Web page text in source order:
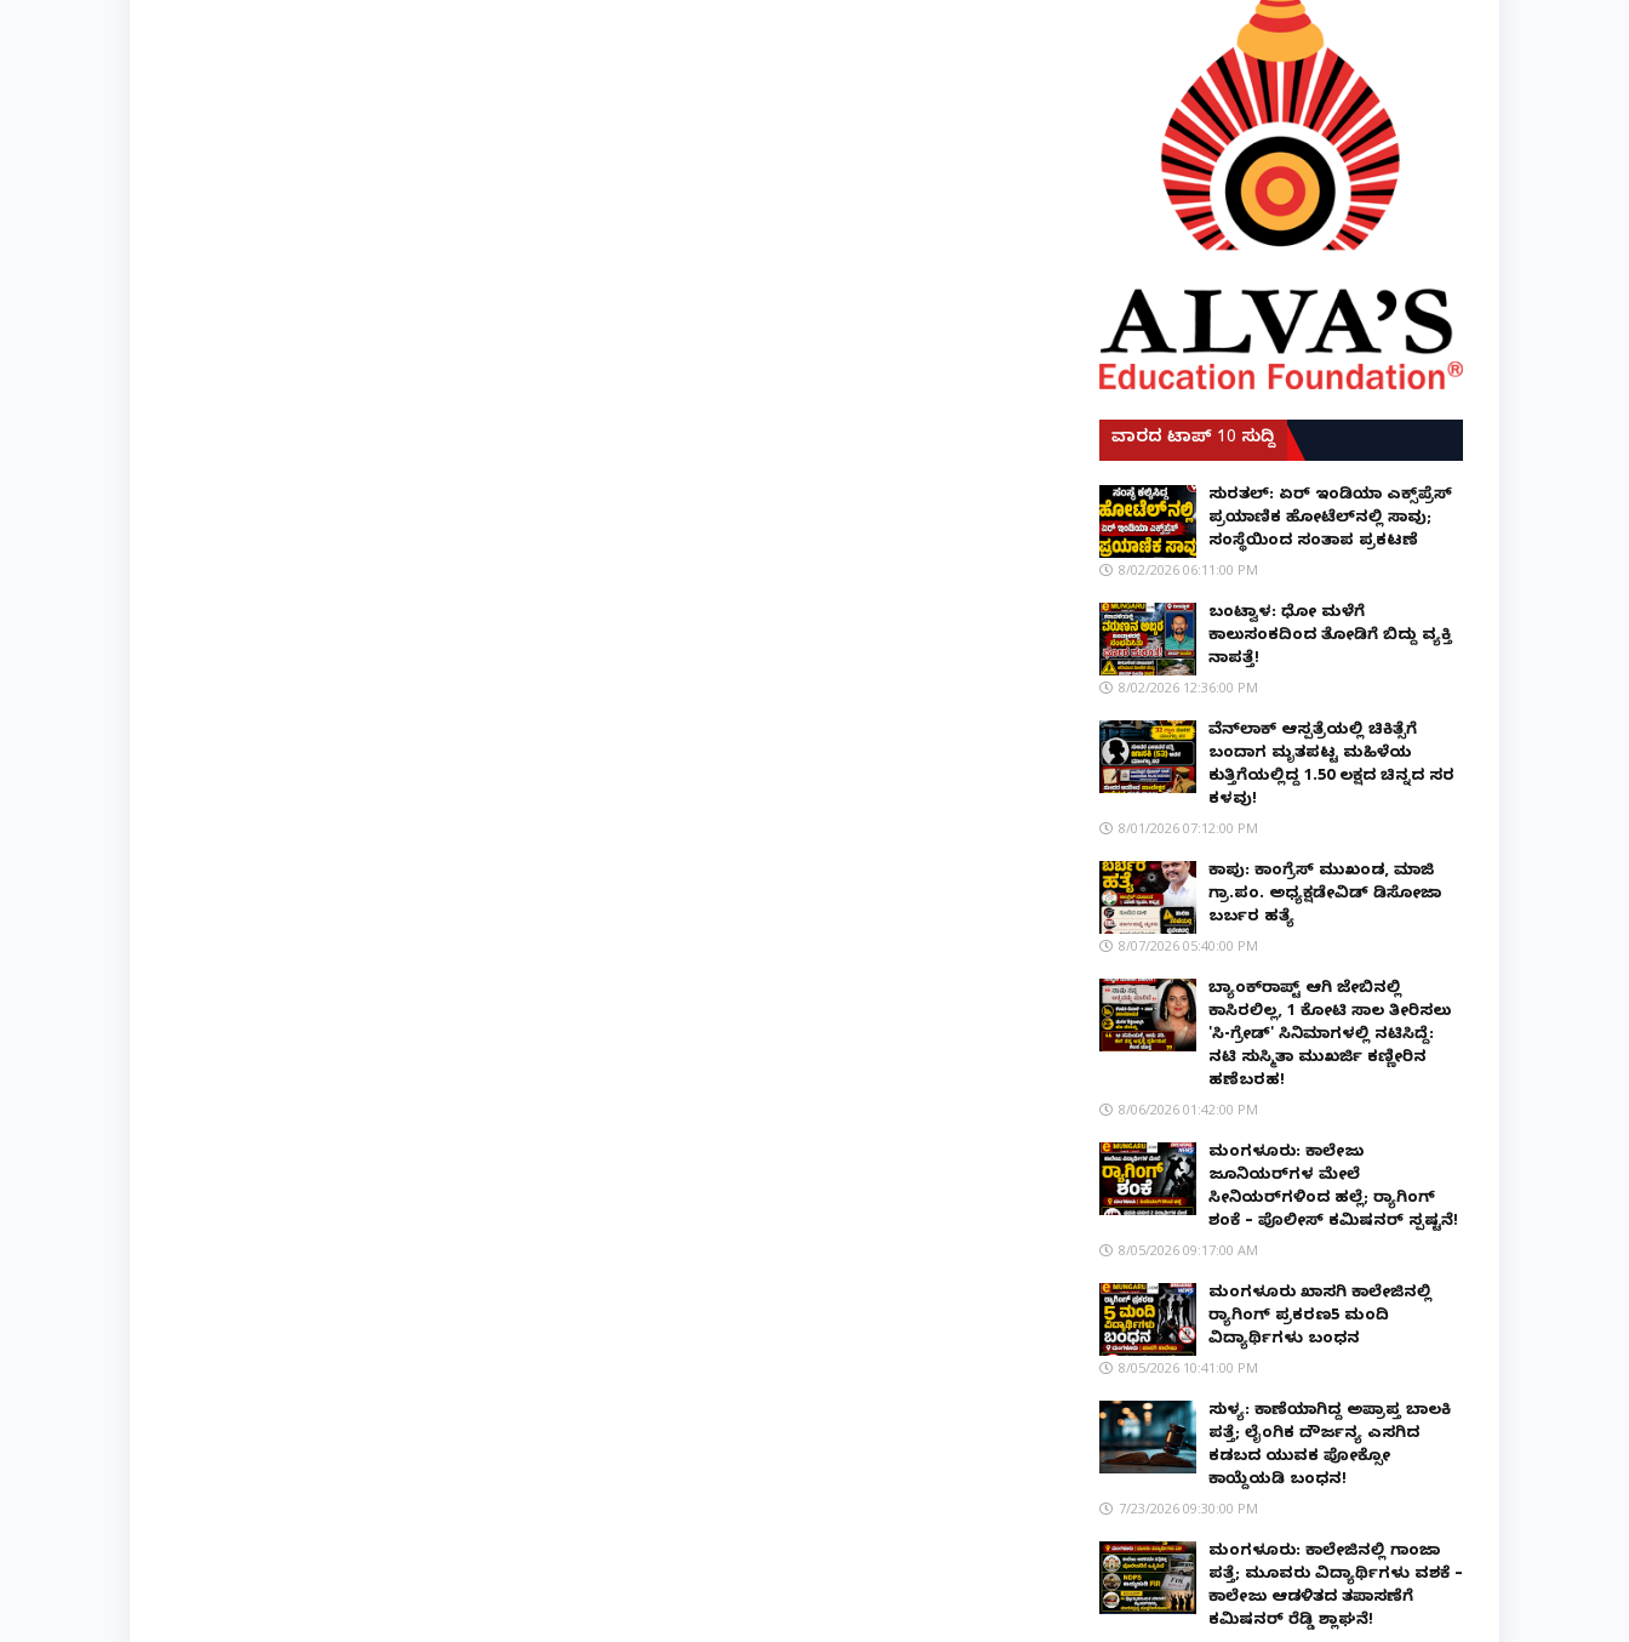
ವಾರದ ಟಾಪ್ 10 ಸುದ್ದಿ
ಸುರತ್ಕಲ್: ಏರ್ ಇಂಡಿಯಾ ಎಕ್ಸ್‌ಪ್ರೆಸ್
ಪ್ರಯಾಣಿಕ ಹೋಟೆಲ್‌ನಲ್ಲಿ ಸಾವು;
ಸಂಸ್ಥೆಯಿಂದ ಸಂತಾಪ ಪ್ರಕಟಣೆ
8/02/2026 06:11:00 PM
ಬಂಟ್ವಾಳ: ಧೋ ಮಳೆಗೆ
ಕಾಲುಸಂಕದಿಂದ ತೋಡಿಗೆ ಬಿದ್ದು ವ್ಯಕ್ತಿ
ನಾಪತ್ತೆ!
8/02/2026 12:36:00 PM
ವೆನ್‌ಲಾಕ್ ಆಸ್ಪತ್ರೆಯಲ್ಲಿ ಚಿಕಿತ್ಸೆಗೆ
ಬಂದಾಗ ಮೃತಪಟ್ಟ ಮಹಿಳೆಯ
ಕುತ್ತಿಗೆಯಲ್ಲಿದ್ದ ₹1.50 ಲಕ್ಷದ ಚಿನ್ನದ ಸರ
ಕಳವು!
8/01/2026 07:12:00 PM
ಕಾಪು: ಕಾಂಗ್ರೆಸ್ ಮುಖಂಡ, ಮಾಜಿ
ಗ್ರಾ.ಪಂ. ಅಧ್ಯಕ್ಷಡೇವಿಡ್ ಡಿಸೋಜಾ
ಬರ್ಬರ ಹತ್ಯೆ
8/07/2026 05:40:00 PM
ಬ್ಯಾಂಕ್‌ರಾಪ್ಟ್‌ ಆಗಿ ಜೇಬಿನಲ್ಲಿ
ಕಾಸಿರಲಿಲ್ಲ, ₹1 ಕೋಟಿ ಸಾಲ ತೀರಿಸಲು
'ಸಿ-ಗ್ರೇಡ್' ಸಿನಿಮಾಗಳಲ್ಲಿ ನಟಿಸಿದ್ದೆ:
ನಟಿ ಸುಸ್ಮಿತಾ ಮುಖರ್ಜಿ ಕಣ್ಣೀರಿನ
ಹಣೆಬರಹ!
8/06/2026 01:42:00 PM
ಮಂಗಳೂರು: ಕಾಲೇಜು
ಜೂನಿಯರ್‌ಗಳ ಮೇಲೆ
ಸೀನಿಯರ್‌ಗಳಿಂದ ಹಲ್ಲೆ; ರ‌್ಯಾಗಿಂಗ್
ಶಂಕೆ – ಪೊಲೀಸ್ ಕಮಿಷನರ್ ಸ್ಪಷ್ಟನೆ!
8/05/2026 09:17:00 AM
ಮಂಗಳೂರು ಖಾಸಗಿ ಕಾಲೇಜಿನಲ್ಲಿ
ರ‌್ಯಾಗಿಂಗ್ ಪ್ರಕರಣ5 ಮಂದಿ
ವಿದ್ಯಾರ್ಥಿಗಳು ಬಂಧನ
8/05/2026 10:41:00 PM
ಸುಳ್ಯ: ಕಾಣೆಯಾಗಿದ್ದ ಅಪ್ರಾಪ್ತ ಬಾಲಕಿ
ಪತ್ತೆ; ಲೈಂಗಿಕ ದೌರ್ಜನ್ಯ ಎಸಗಿದ
ಕಡಬದ ಯುವಕ ಪೋಕ್ಸೋ
ಕಾಯ್ದೆಯಡಿ ಬಂಧನ!
7/23/2026 09:30:00 PM
ಮಂಗಳೂರು: ಕಾಲೇಜಿನಲ್ಲಿ ಗಾಂಜಾ
ಪತ್ತೆ; ಮೂವರು ವಿದ್ಯಾರ್ಥಿಗಳು ವಶಕ್ಕೆ –
ಕಾಲೇಜು ಆಡಳಿತದ ತಪಾಸಣೆಗೆ
ಕಮಿಷನರ್ ರೆಡ್ಡಿ ಶ್ಲಾಘನೆ!